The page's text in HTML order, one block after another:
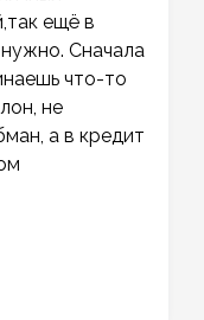
ещё в
Сначала
что-то
не
а в кредит